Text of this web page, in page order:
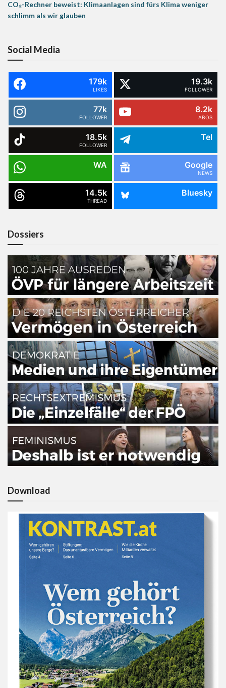
CO₂-Rechner beweist: Klimaanlagen sind fürs Klima weniger
schlimm als wir glauben
Social Media
179k
LIKES
19.3k
FOLLOWER
77k
FOLLOWER
8.2k
ABOS
18.5k
FOLLOWER
Tel
WA Google
NEWS
14.5k
THREAD
Bluesky
Dossiers
Download